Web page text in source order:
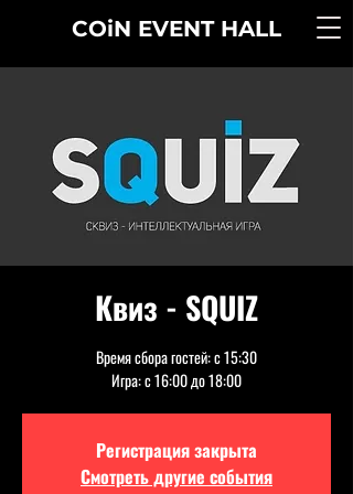
COiN EVENT HALL
Квиз - SQUIZ
Время сбора гостей: с 15:30
Игра: с 16:00 до 18:00
Регистрация закрыта
Смотреть другие события